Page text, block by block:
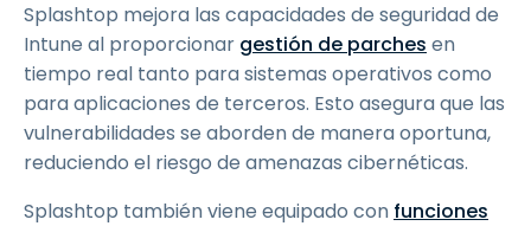
Splashtop mejora las capacidades de seguridad de
Intune al proporcionar gestión de parches en
tiempo real tanto para sistemas operativos como
para aplicaciones de terceros. Esto asegura que las
vulnerabilidades se aborden de manera oportuna,
reduciendo el riesgo de amenazas cibernéticas.
Splashtop también viene equipado con funciones